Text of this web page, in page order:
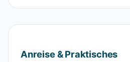
Anreise & Praktisches